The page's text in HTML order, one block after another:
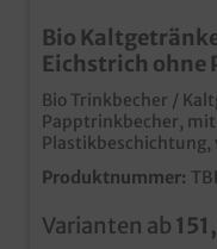
Bio
Eichstrich ohne
Altpapier
Bio Trinkbecher /
Papptrinkbecher,
Plastikbeschichtung,
AuswahlAktuell:
2000St / weitere
herkömmliche PE
Produktnummer:
Varianten ab